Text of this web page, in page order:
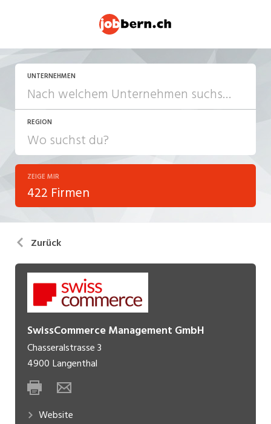
UNTERNEHMEN
REGION
ZEIGE MIR
422 Firmen
Zurück
SwissCommerce Management GmbH
Chasseralstrasse 3
4900 Langenthal
Website